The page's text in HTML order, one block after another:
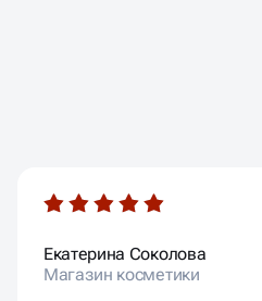
Екатерина Соколова
Магазин косметики